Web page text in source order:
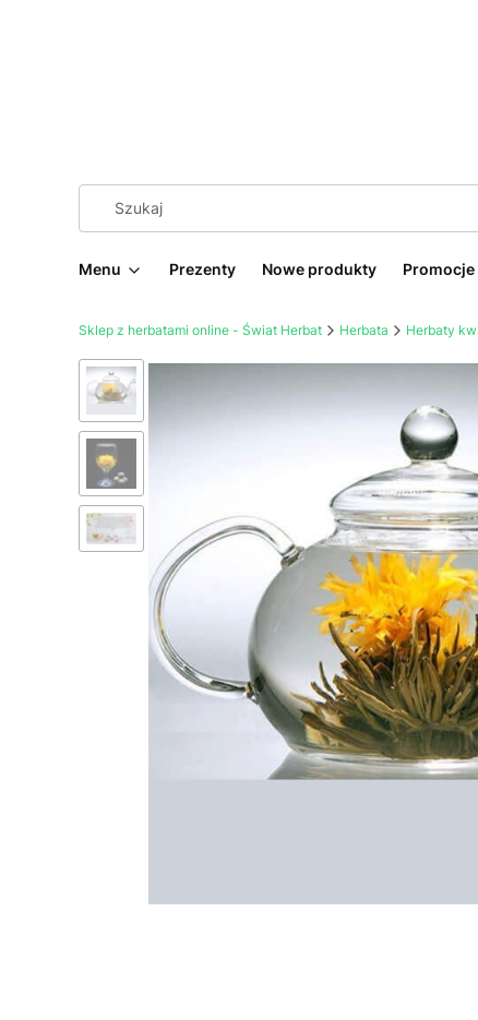
Menu Prezenty Nowe produkty Promocje
Sklep z herbatami online - Świat Herbat Herbata Herbaty